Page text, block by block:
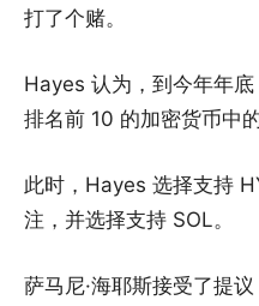
打了个赌。
Hayes 认为，到今年年
排名前 10 的加密货币中
此时，Hayes 选择支持
注，并选择支持 SOL。
萨马尼·海耶斯接受了提